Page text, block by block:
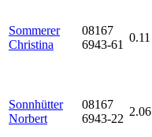
Sommerer
Christina
08167
6943-61
0.11
Sonnhütter
Norbert
08167
6943-22
2.06